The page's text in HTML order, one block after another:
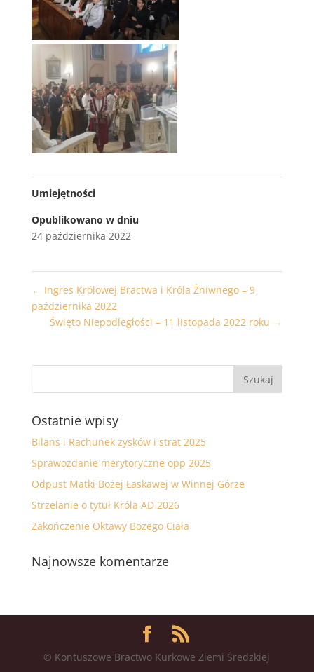
Umiejętności
Opublikowano w dniu
24 października 2022
← Ingres Królowej Bractwa i Króla Żniwnego – 9
października 2022
Święto Niepodległości – 11 listopada 2022 roku →
Ostatnie wpisy
Bilans i Rachunek zysków i strat 2025
Sprawozdanie merytoryczne opp 2025
Odpust Matki Bożej Łaskawej w Winnej Górze
Strzelanie o tytuł Króla AD 2026
Zakończenie Oktawy Bożego Ciała
Najnowsze komentarze
© Kontuszowe Bractwo Kurkowe Ziemi Średzkiej